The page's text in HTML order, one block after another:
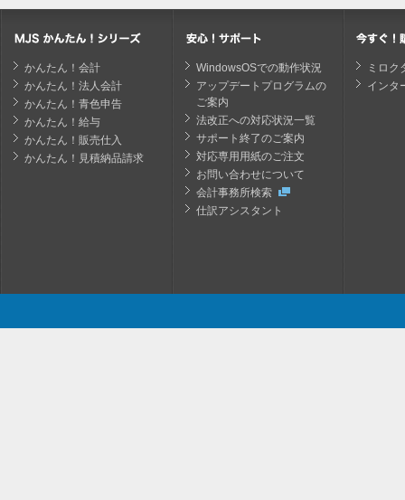
かんたん！会計
かんたん！法人会計
かんたん！青色申告
かんたん！給与
かんたん！販売仕入
かんたん！見積納品請求
WindowsOSでの動作状況
アップデートプログラムの
ご案内
法改正への対応状況一覧
サポート終了のご案内
対応専用用紙のご注文
お問い合わせについて
会計事務所検索
仕訳アシスタント
ミロク
インタ